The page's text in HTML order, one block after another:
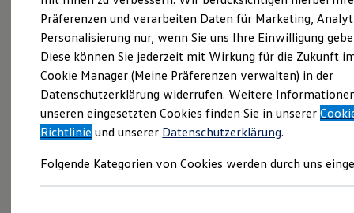
SUV und CUV
Familienautos
Kombis
Kompaktwagen
Sportwagen
Schnell verfügbare Fahrzeuge
Angebote und Produkte
Aktuelle Angebote
E-Auto-Förderung
Volkswagen Marktplatz
Junge Gebrauchtwagen und Gebrauchtwagen
Präferenzen und verarbeiten Daten für Marketing,
Personalisierung nur, wenn Sie uns Ihre Einwilligung
Diese können Sie jederzeit mit Wirkung für die Zukunft
Cookie Manager (Meine Präferenzen verwalten) in der
Datenschutzerklärung widerrufen. Weitere
unseren eingesetzten Cookies finden Sie in unserer
Richtlinie und unserer Datenschutzerklärung.
Folgende Kategorien von Cookies werden durch uns